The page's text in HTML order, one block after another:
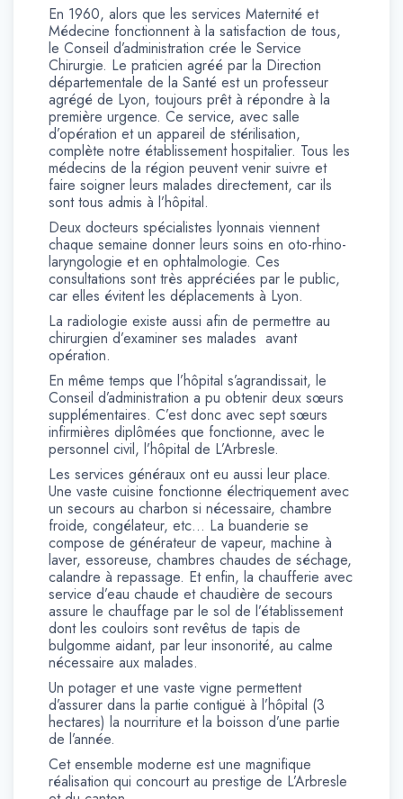
En 1960, alors que les services Maternité et
Médecine fonctionnent à la satisfaction de tous,
le Conseil d’administration crée le Service
Chirurgie. Le praticien agréé par la Direction
départementale de la Santé est un professeur
agrégé de Lyon, toujours prêt à répondre à la
première urgence. Ce service, avec salle
d’opération et un appareil de stérilisation,
complète notre établissement hospitalier. Tous les
médecins de la région peuvent venir suivre et
faire soigner leurs malades directement, car ils
sont tous admis à l’hôpital.
Deux docteurs spécialistes lyonnais viennent
chaque semaine donner leurs soins en oto-rhino-
laryngologie et en ophtalmologie. Ces
consultations sont très appréciées par le public,
car elles évitent les déplacements à Lyon.
La radiologie existe aussi afin de permettre au
chirurgien d’examiner ses malades avant
opération.
En même temps que l’hôpital s’agrandissait, le
Conseil d’administration a pu obtenir deux sœurs
supplémentaires. C’est donc avec sept sœurs
infirmières diplômées que fonctionne, avec le
personnel civil, l’hôpital de L’Arbresle.
Les services généraux ont eu aussi leur place.
Une vaste cuisine fonctionne électriquement avec
un secours au charbon si nécessaire, chambre
froide, congélateur, etc… La buanderie se
compose de générateur de vapeur, machine à
laver, essoreuse, chambres chaudes de séchage,
calandre à repassage. Et enfin, la chaufferie avec
service d’eau chaude et chaudière de secours
assure le chauffage par le sol de l’établissement
dont les couloirs sont revêtus de tapis de
bulgomme aidant, par leur insonorité, au calme
nécessaire aux malades.
Un potager et une vaste vigne permettent
d’assurer dans la partie contiguë à l’hôpital (3
hectares) la nourriture et la boisson d’une partie
de l’année.
Cet ensemble moderne est une magnifique
réalisation qui concourt au prestige de L’Arbresle